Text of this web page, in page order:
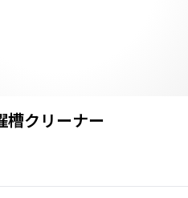
槽クリーナー